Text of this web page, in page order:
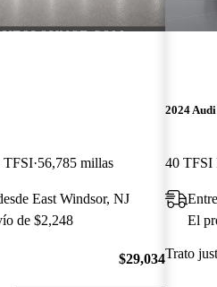
TFSI 56,785 millas
East Windsor, NJ
de $2,248
$29,034
2024 Audi
40 TFSI
El
Trato